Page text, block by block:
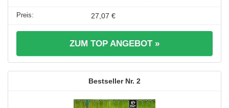
27,07 €
ZUM TOP ANGEBOT »
2